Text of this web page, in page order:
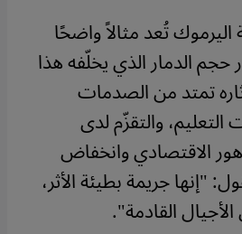
تُعد مثالاً واضحًا
حجم الدمار الذي يخلّفه هذا
تمتد من الصدمات
والتقزّم لدى
الاقتصادي وانخفاض
"إنها جريمة بطيئة الأثر،
القادمة".